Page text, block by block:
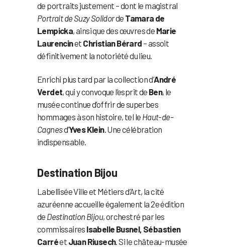
de portraits justement – dont le magistral
Portrait de Suzy Solidorde Tamara de
Lempicka, ainsi que des œuvres de Marie
Laurencinet Christian Bérard – assoit
définitivement la notoriété du lieu.
Enrichi plus tard par la collection d’André
Verdet, qui y convoque l’esprit de Ben, le
musée continue d’offrir de superbes
hommages à son histoire, tel le Haut-de-
Cagnesd’Yves Klein. Une célébration
indispensable.
Destination Bijou
Labellisée Ville et Métiers d’Art, la cité
azuréenne accueille également la 2e édition
de Destination Bijou, orchestré par les
commissaires Isabelle Busnel, Sébastien
Carréet Juan Riusech. Si le château-musée